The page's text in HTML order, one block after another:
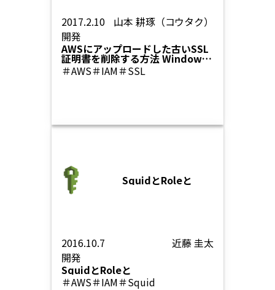
2017.2.10
山本 耕琢（コウタク）
開発
AWSにアップロードした古いSSL
証明書を削除する方法 Windows
編
＃AWS＃IAM＃SSL
SquidとRoleと
2016.10.7
近藤 圭太
開発
SquidとRoleと
＃AWS＃IAM＃Squid